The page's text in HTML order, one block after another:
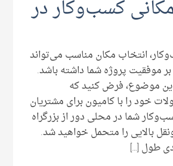
کسب‌وکار در
انتخاب مکان مناسب می‌تواند
موفقیت پروژه شما داشته باشد.
موضوع، فرض کنید که
خود را با کامیون برای مشتریان
شما در محلی دور از بزرگراه
بالایی را متحمل خواهید شد.
طول […]